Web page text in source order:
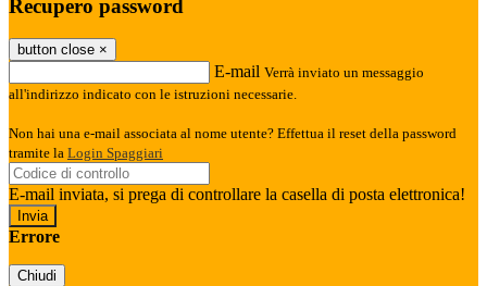
Recupero password
button close ×
E-mail Verrà inviato un messaggio
all'indirizzo indicato con le istruzioni necessarie.
Non hai una e-mail associata al nome utente? Effettua il reset della password
tramite la Login Spaggiari
E-mail inviata, si prega di controllare la casella di posta elettronica!
Errore
Chiudi